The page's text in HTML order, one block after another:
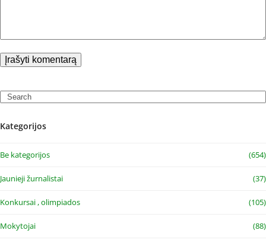
Search
Kategorijos
Be kategorijos (654)
Jaunieji žurnalistai (37)
Konkursai , olimpiados (105)
Mokytojai (88)